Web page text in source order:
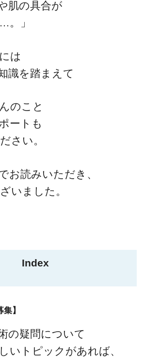
肌の具合が
」
は
識を踏まえて
のこと
ートも
さい。
お読みいただき、
いました。
Index
】
の疑問について
いトピックがあれば、